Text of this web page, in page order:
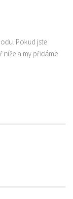
Pokud jste
a my přidáme